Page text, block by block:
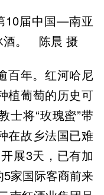
10届中国—南亚
酒。 陈晨 摄
百年。红河哈尼
植葡萄的历史可
将“玫瑰蜜”带
在故乡法国已难
展3天，已有加
家国际客商前来